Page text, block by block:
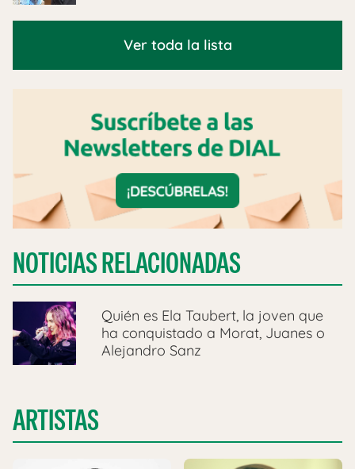
Ver toda la lista
NOTICIAS RELACIONADAS
Quién es Ela Taubert, la joven que
ha conquistado a Morat, Juanes o
Alejandro Sanz
ARTISTAS